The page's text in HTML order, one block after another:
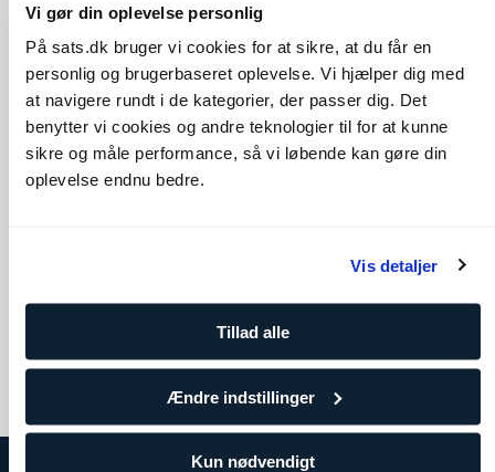
Vi gør din oplevelse personlig
På sats.dk bruger vi cookies for at sikre, at du får en
personlig og brugerbaseret oplevelse. Vi hjælper dig med
at navigere rundt i de kategorier, der passer dig. Det
benytter vi cookies og andre teknologier til for at kunne
sikre og måle performance, så vi løbende kan gøre din
oplevelse endnu bedre.
Vis detaljer
Tillad alle
Ændre indstillinger
Kun nødvendigt
Ben og glutes